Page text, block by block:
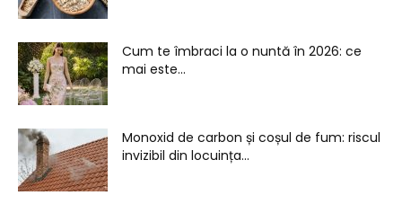
Cum te îmbraci la o nuntă în 2026: ce
mai este...
Monoxid de carbon și coșul de fum: riscul
invizibil din locuința...